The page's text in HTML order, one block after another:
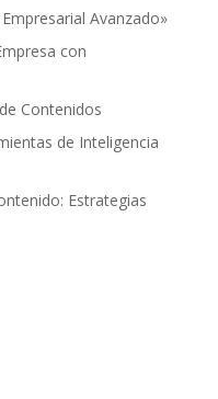
Avanzado»
con
Contenidos
de Inteligencia
Estrategias